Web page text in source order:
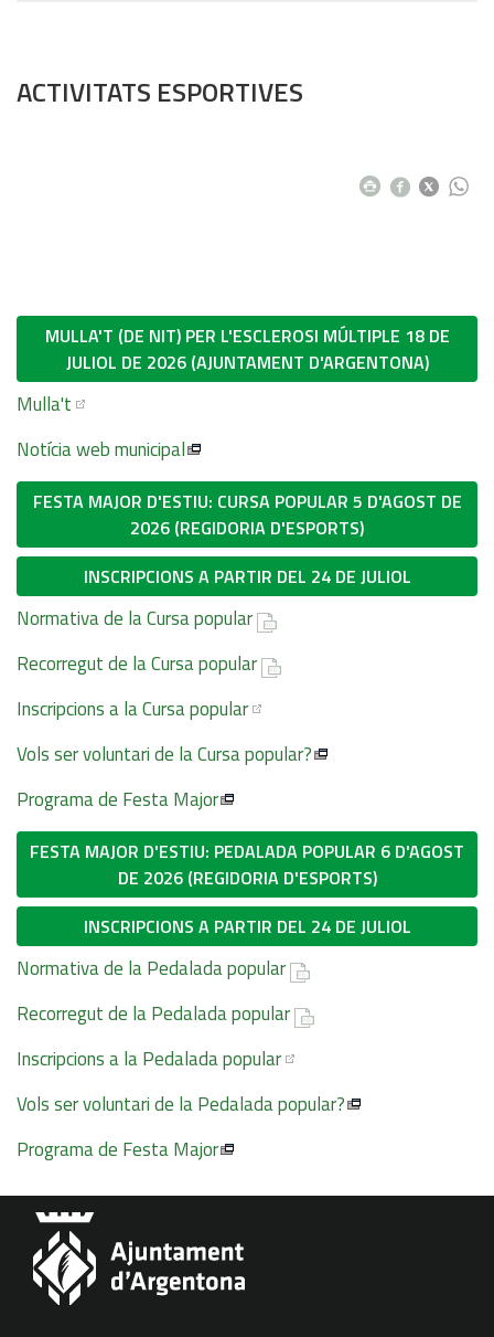
ACTIVITATS ESPORTIVES
MULLA'T (DE NIT) PER L'ESCLEROSI MÚLTIPLE 18 DE
JULIOL DE 2026 (AJUNTAMENT D'ARGENTONA)
Mulla't
Notícia web municipal
FESTA MAJOR D'ESTIU: CURSA POPULAR 5 D'AGOST DE
2026 (REGIDORIA D'ESPORTS)
INSCRIPCIONS A PARTIR DEL 24 DE JULIOL
Normativa de la Cursa popular
Recorregut de la Cursa popular
Inscripcions a la Cursa popular
Vols ser voluntari de la Cursa popular?
Programa de Festa Major
FESTA MAJOR D'ESTIU: PEDALADA POPULAR 6 D'AGOST
DE 2026 (REGIDORIA D'ESPORTS)
INSCRIPCIONS A PARTIR DEL 24 DE JULIOL
Normativa de la Pedalada popular
Recorregut de la Pedalada popular
Inscripcions a la Pedalada popular
Vols ser voluntari de la Pedalada popular?
Programa de Festa Major